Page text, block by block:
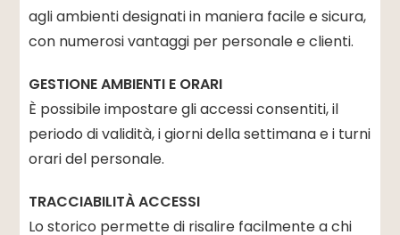
agli ambienti designati in maniera facile e sicura,
con numerosi vantaggi per personale e clienti.
GESTIONE AMBIENTI E ORARI
È possibile impostare gli accessi consentiti, il
periodo di validità, i giorni della settimana e i turni
orari del personale.
TRACCIABILITÀ ACCESSI
Lo storico permette di risalire facilmente a chi